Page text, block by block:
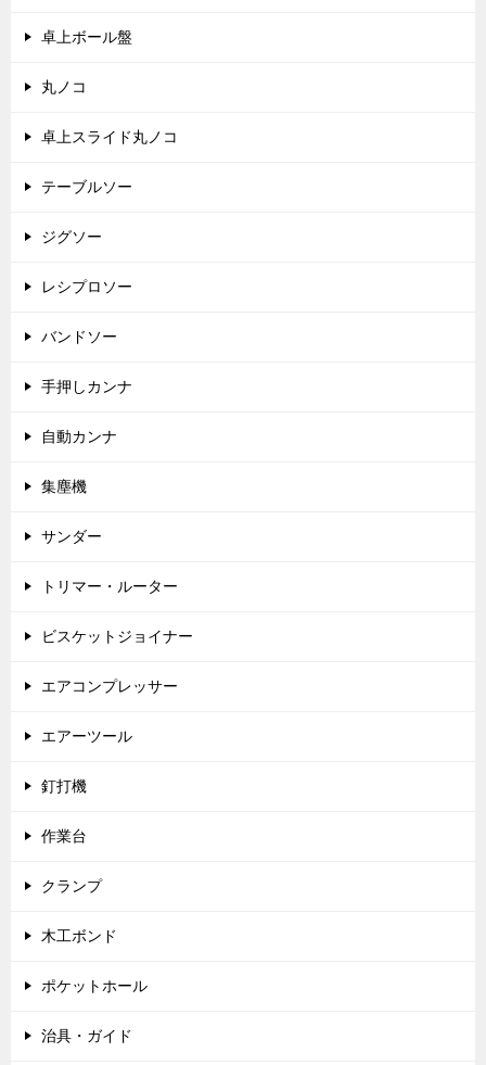
卓上ボール盤
丸ノコ
卓上スライド丸ノコ
テーブルソー
ジグソー
レシプロソー
バンドソー
手押しカンナ
自動カンナ
集塵機
サンダー
トリマー・ルーター
ビスケットジョイナー
エアコンプレッサー
エアーツール
釘打機
作業台
クランプ
木工ボンド
ポケットホール
治具・ガイド